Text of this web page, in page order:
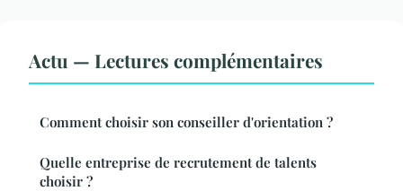
Actu — Lectures complémentaires
Comment choisir son conseiller d'orientation ?
Quelle entreprise de recrutement de talents
choisir ?